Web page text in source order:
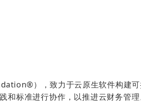
），致力于云原生软件构建可
和标准进行协作，以推进云财务管